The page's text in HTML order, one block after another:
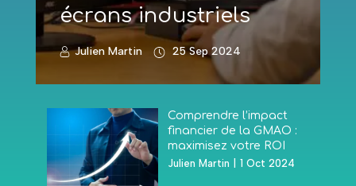
écrans industriels
Julien Martin 25 Sep 2024
Comprendre l’impact
financier de la GMAO :
maximisez votre ROI
Julien Martin
1 Oct 2024